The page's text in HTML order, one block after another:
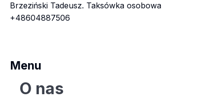
Brzeziński Tadeusz. Taksówka osobowa
+48604887506
Menu
O nas